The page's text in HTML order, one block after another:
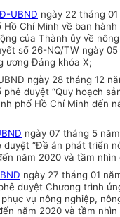
UBND ngày 22 tháng
Hồ Chí Minh về ban
của Thành ủy về
số 26-NQ/TW ngày
ương Đảng khóa X;
ngày 28 tháng 12
duyệt “Quy hoạch
phố Hồ Chí Minh đến
ngày 07 tháng 5
duyệt “Đề án phát triển
năm 2020 và tầm nhìn
ngày 27 tháng 01
duyệt Chương trình
vụ nông nghiệp,
năm 2020 và tầm